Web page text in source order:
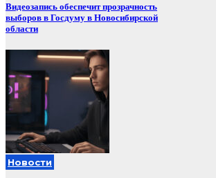
Видеозапись обеспечит прозрачность
выборов в Госдуму в Новосибирской
области
Новости